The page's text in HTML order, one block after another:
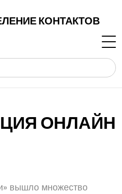
КОНТАКТОВ
ОНЛАЙН
вышло множество